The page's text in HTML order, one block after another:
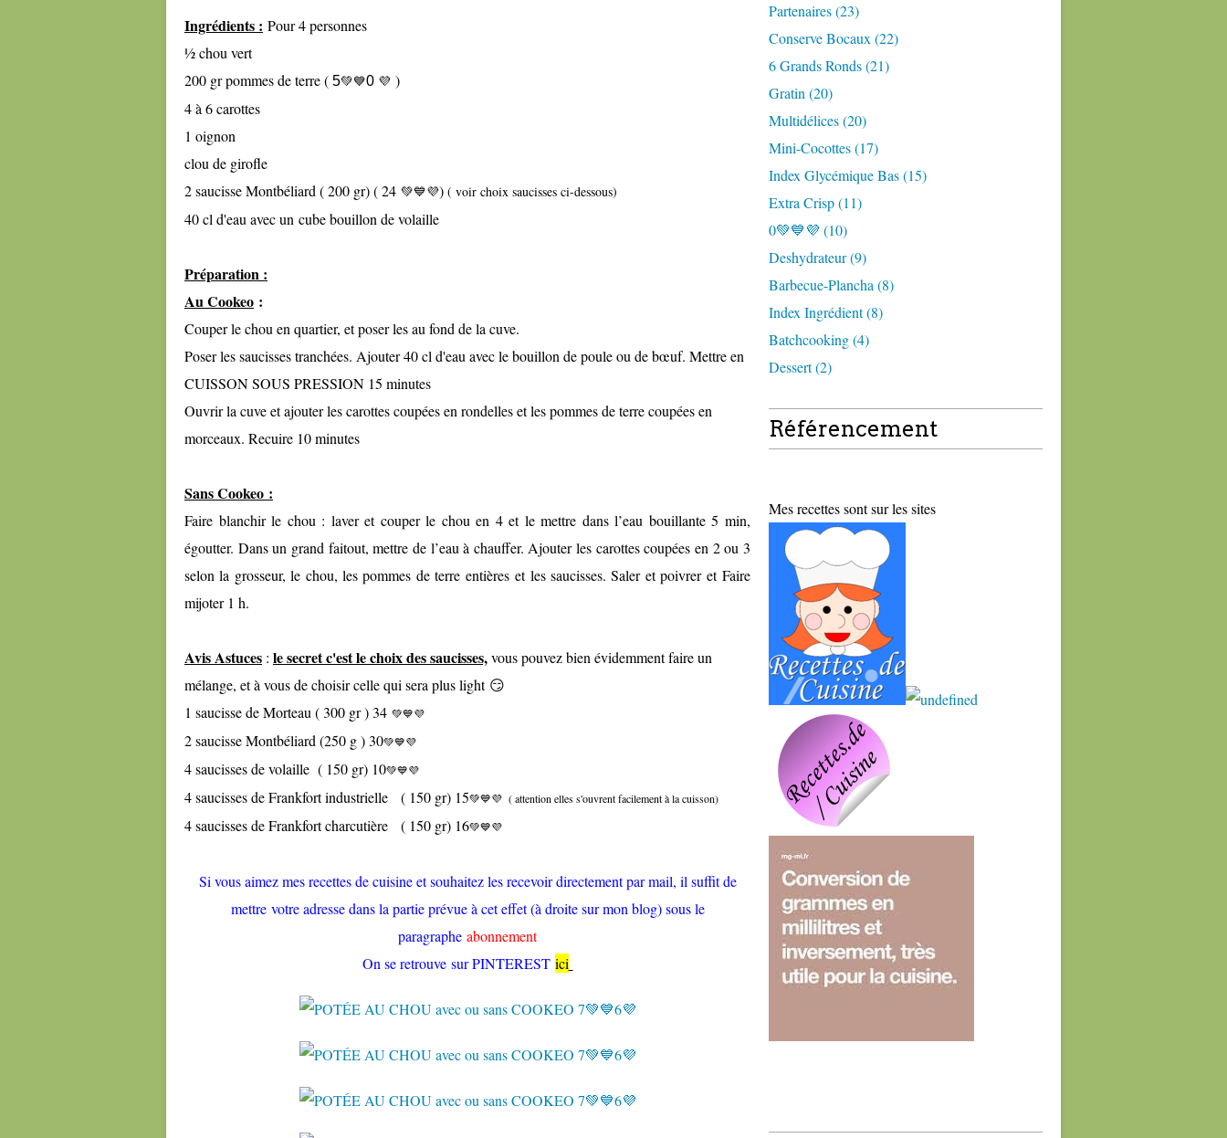
Ingrédients : Pour 4 personnes
½ chou vert
200 gr pommes de terre ( 5💚💙0 💜 )
4 à 6 carottes
1 oignon
clou de girofle
2 saucisse Montbéliard ( 200 gr) (24 💚💙💜) ( voir choix saucisses ci-dessous)
40 cl d'eau avec un cube bouillon de volaille
Préparation :
Au Cookeo :
Couper le chou en quartier, et poser les au fond de la cuve.
Poser les saucisses tranchées. Ajouter 40 cl d'eau avec le bouillon de poule ou de bœuf. Mettre en
CUISSON SOUS PRESSION 15 minutes
Ouvrir la cuve et ajouter les carottes coupées en rondelles et les pommes de terre coupées en
morceaux. Recuire 10 minutes
Sans Cookeo :
Faire blanchir le chou : laver et couper le chou en 4 et le mettre dans l’eau bouillante 5 min,
égoutter. Dans un grand faitout, mettre de l’eau à chauffer. Ajouter les carottes coupées en 2 ou 3
selon la grosseur, le chou, les pommes de terre entières et les saucisses. Saler et poivrer et Faire
mijoter 1 h.
Avis Astuces : le secret c'est le choix des saucisses,vous pouvez bien évidemment faire un
mélange, et à vous de choisir celle qui sera plus light 😏
1 saucisse de Morteau ( 300 gr ) 34 💚💙💜
2 saucisse Montbéliard (250 g ) 30💚💙💜
4 saucisses de volaille ( 150 gr) 10💚💙💜
4 saucisses de Frankfort industrielle ( 150 gr) 15💚💙💜 ( attention elles s'ouvrent facilement à la cuisson)
4 saucisses de Frankfort charcutière ( 150 gr) 16💚💙💜
Si vous aimez mes recettes de cuisine et souhaitez les recevoir directement par mail, il suffit de
mettre votre adresse dans la partie prévue à cet effet (à droite sur mon blog) sous le
paragraphe abonnement
On se retrouve sur PINTEREST ici
Partenaires (23)
Conserve Bocaux (22)
6 Grands Ronds (21)
Gratin (20)
Multidélices (20)
Mini-Cocottes (17)
Index Glycémique Bas (15)
Extra Crisp (11)
0💚💙💜 (10)
Deshydrateur (9)
Barbecue-Plancha (8)
Index Ingrédient (8)
Batchcooking (4)
Dessert (2)
Référencement
Mes recettes sont sur les sites